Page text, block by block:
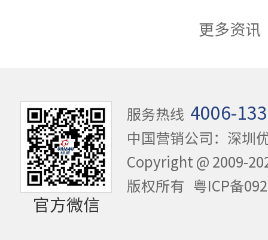
更多资讯
官方微信
服务热线 4006-
中国营销公司：深圳
Copyright @ 2009-
版权所有
粤ICP备